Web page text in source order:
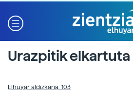
Urazpitik elkartuta
Elhuyar aldizkaria: 103